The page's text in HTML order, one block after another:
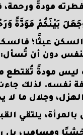
مودةً ورحمة،
بَيْنَكُمْ مَوَدَّةً
عبثًا؛
دون أن
ليس مودةً تُقتطع
نفسه. لذلك
وجلال ما لا
بالمرأة، يلتقي